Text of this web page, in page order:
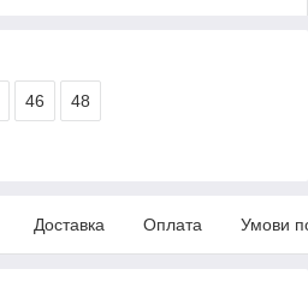
46 48
Доставка Оплата Умови